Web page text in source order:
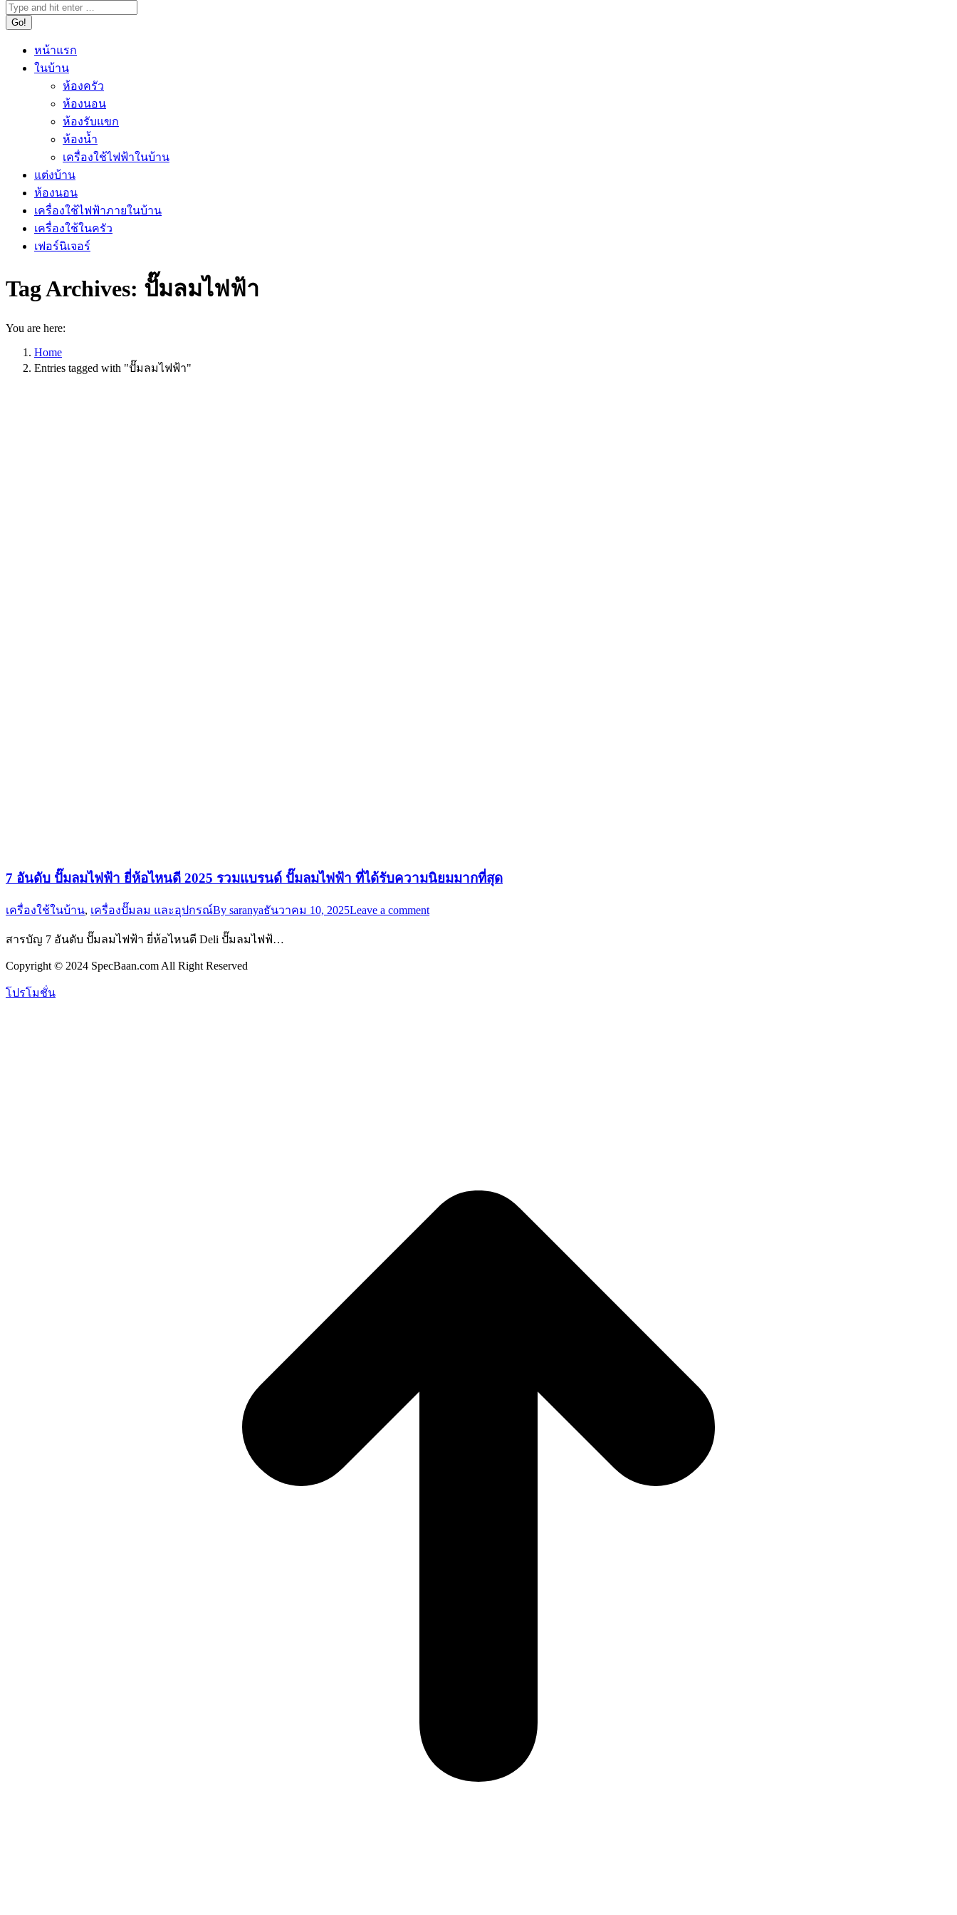
หน้าแรก
ในบ้าน
ห้องครัว
ห้องนอน
ห้องรับแขก
ห้องน้ำ
เครื่องใช้ไฟฟ้าในบ้าน
แต่งบ้าน
ห้องนอน
เครื่องใช้ไฟฟ้าภายในบ้าน
เครื่องใช้ในครัว
เฟอร์นิเจอร์
Tag Archives: ปั๊มลมไฟฟ้า
You are here:
Home
Entries tagged with "ปั๊มลมไฟฟ้า"
7 อันดับ ปั๊มลมไฟฟ้า ยี่ห้อไหนดี 2025 รวมแบรนด์ ปั๊มลมไฟฟ้า ที่ได้รับความนิยมมากที่สุด
เครื่องใช้ในบ้าน, เครื่องปั๊มลม และอุปกรณ์By saranyaธันวาคม 10, 2025Leave a comment
สารบัญ 7 อันดับ ปั๊มลมไฟฟ้า ยี่ห้อไหนดี Deli ปั๊มลมไฟฟ้…
Copyright © 2024 SpecBaan.com All Right Reserved
โปรโมชั่น